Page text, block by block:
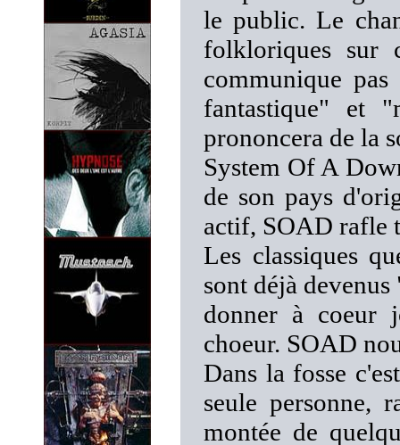
le public. Le
folkloriques sur
communique
fantastique" et
prononcera de la
System Of A
de son pays
actif, SOAD rafle
Les classiques
sont déjà
donner à coeur
choeur. SOAD
Dans la fosse
seule personne,
montée de